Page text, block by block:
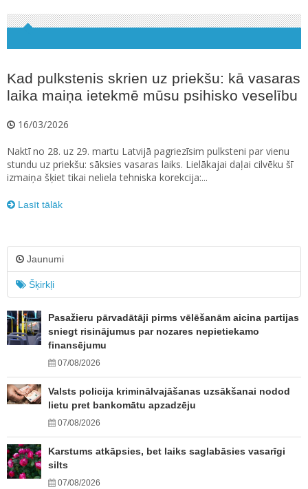
Kad pulkstenis skrien uz priekšu: kā vasaras
laika maiņa ietekmē mūsu psihisko veselību
16/03/2026
Naktī no 28. uz 29. martu Latvijā pagriezīsim pulksteni par vienu
stundu uz priekšu: sāksies vasaras laiks. Lielākajai daļai cilvēku šī
izmaiņa šķiet tikai neliela tehniska korekcija:...
Lasīt tālāk
Jaunumi
Šķirkļi
Pasažieru pārvadātāji pirms vēlēšanām aicina partijas
sniegt risinājumus par nozares nepietiekamo
finansējumu
07/08/2026
Valsts policija kriminālvajāšanas uzsākšanai nodod
lietu pret bankomātu apzadzēju
07/08/2026
Karstums atkāpsies, bet laiks saglabāsies vasarīgi
silts
07/08/2026